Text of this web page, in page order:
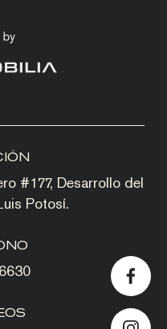
#177, Desarrollo del
Potosí.